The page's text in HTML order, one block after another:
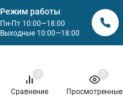
Режим работы
Пн-Пт 10:00—18:00
Выходные 10:00—18:00
Сравнение
0
Просмотренные
0